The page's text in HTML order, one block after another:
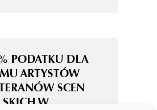
PODATKU DLA
ARTYSTÓW
SCEN
W